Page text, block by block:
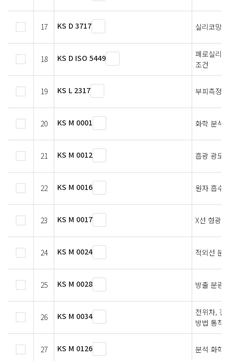
17 KS D 3717 실리코망
18 KS D ISO 5449
페로실리
조건
19 KS L 2317 부피측정
20 KS M 0001 화학 분석
21 KS M 0012 흡광 광도
22 KS M 0016 원자 흡수
23 KS M 0017 X선 형광
24 KS M 0024 적외선 분
25 KS M 0028 방출 분광
26 KS M 0034
전위차, 전
방법 통칙
27 KS M 0126 분석 화학